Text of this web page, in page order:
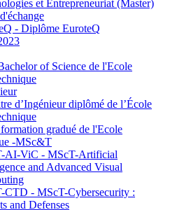
et Entrepreneuriat (Master)
- Diplôme EuroteQ
of Science de l'Ecole
d’Ingénieur diplômé de l’École
gradué de l'Ecole
-MSc&T
AI-ViC - MScT-Artificial
and Advanced Visual
CTD - MScT-Cybersecurity :
and Defenses